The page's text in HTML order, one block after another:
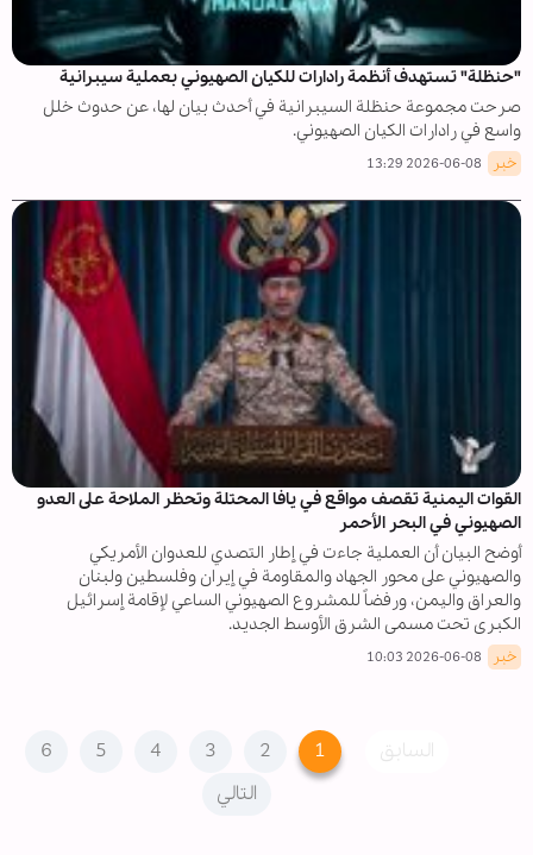
"حنظلة" تستهدف أنظمة رادارات للكيان الصهيوني بعملية سيبرانية
صرحت مجموعة حنظلة السيبرانية في أحدث بيان لها، عن حدوث خلل
واسع في رادارات الكيان الصهيوني.
خبر 2026-06-08 13:29
القوات اليمنية تقصف مواقع في يافا المحتلة وتحظر الملاحة على العدو
الصهيوني في البحر الأحمر
أوضح البيان أن العملية جاءت في إطار التصدي للعدوان الأمريكي
والصهيوني على محور الجهاد والمقاومة في إيران وفلسطين ولبنان
والعراق واليمن، ورفضاً للمشروع الصهيوني الساعي لإقامة إسرائيل
الكبرى تحت مسمى الشرق الأوسط الجديد.
خبر 2026-06-08 10:03
السابق 1
2
3
4
5
6
التالي